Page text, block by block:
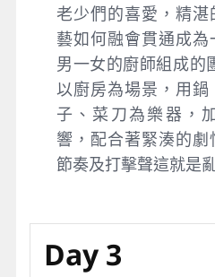
老少們的喜愛，精
藝如何融會貫通成為
男一女的廚師組成的
以廚房為場景，用
子、菜刀為樂器，
響，配合著緊湊的
節奏及打擊聲這就是
Day 3